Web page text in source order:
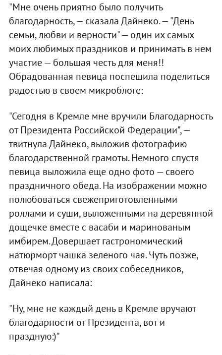
"Мне очень приятно было получить
благодарность, — сказала Дайнеко. — "День
семьи, любви и верности" — один их самых
моих любимых праздников и принимать в нем
участие — большая честь для меня!!
Обрадованная певица поспешила поделиться
радостью в своем микроблоге:
"Сегодня в Кремле мне вручили Благодарность
от Президента Российской Федерации", —
твитнула Дайнеко, выложив фотографию
благодарственной грамоты. Немного спустя
певица выложила еще одно фото — своего
праздничного обеда. На изображении можно
полюбоваться свежеприготовленными
роллами и суши, выложенными на деревянной
дощечке вместе с васаби и маринованым
имбирем. Довершает гастрономический
натюрморт чашка зеленого чая. Чуть позже,
отвечая одному из своих собеседников,
Дайнеко написала:
"Ну, мне не каждый день в Кремле вручают
благодарности от Президента, вот и
праздную:)"